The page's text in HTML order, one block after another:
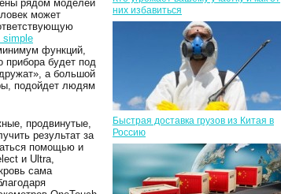
рядом моделей
может
simple
функций,
прибора будет под
а большой
подойдет людям
продвинутые,
результат за
помощью и
и Ultra,
сама
них избавиться
Быстрая доставка грузов из Китая в
Россию